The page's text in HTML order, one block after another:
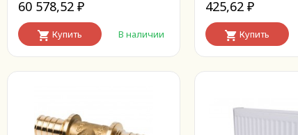
60 578,52 ₽
Купить В наличии
425,62 ₽
Купить